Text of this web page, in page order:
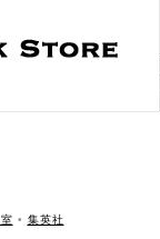
• 集英社